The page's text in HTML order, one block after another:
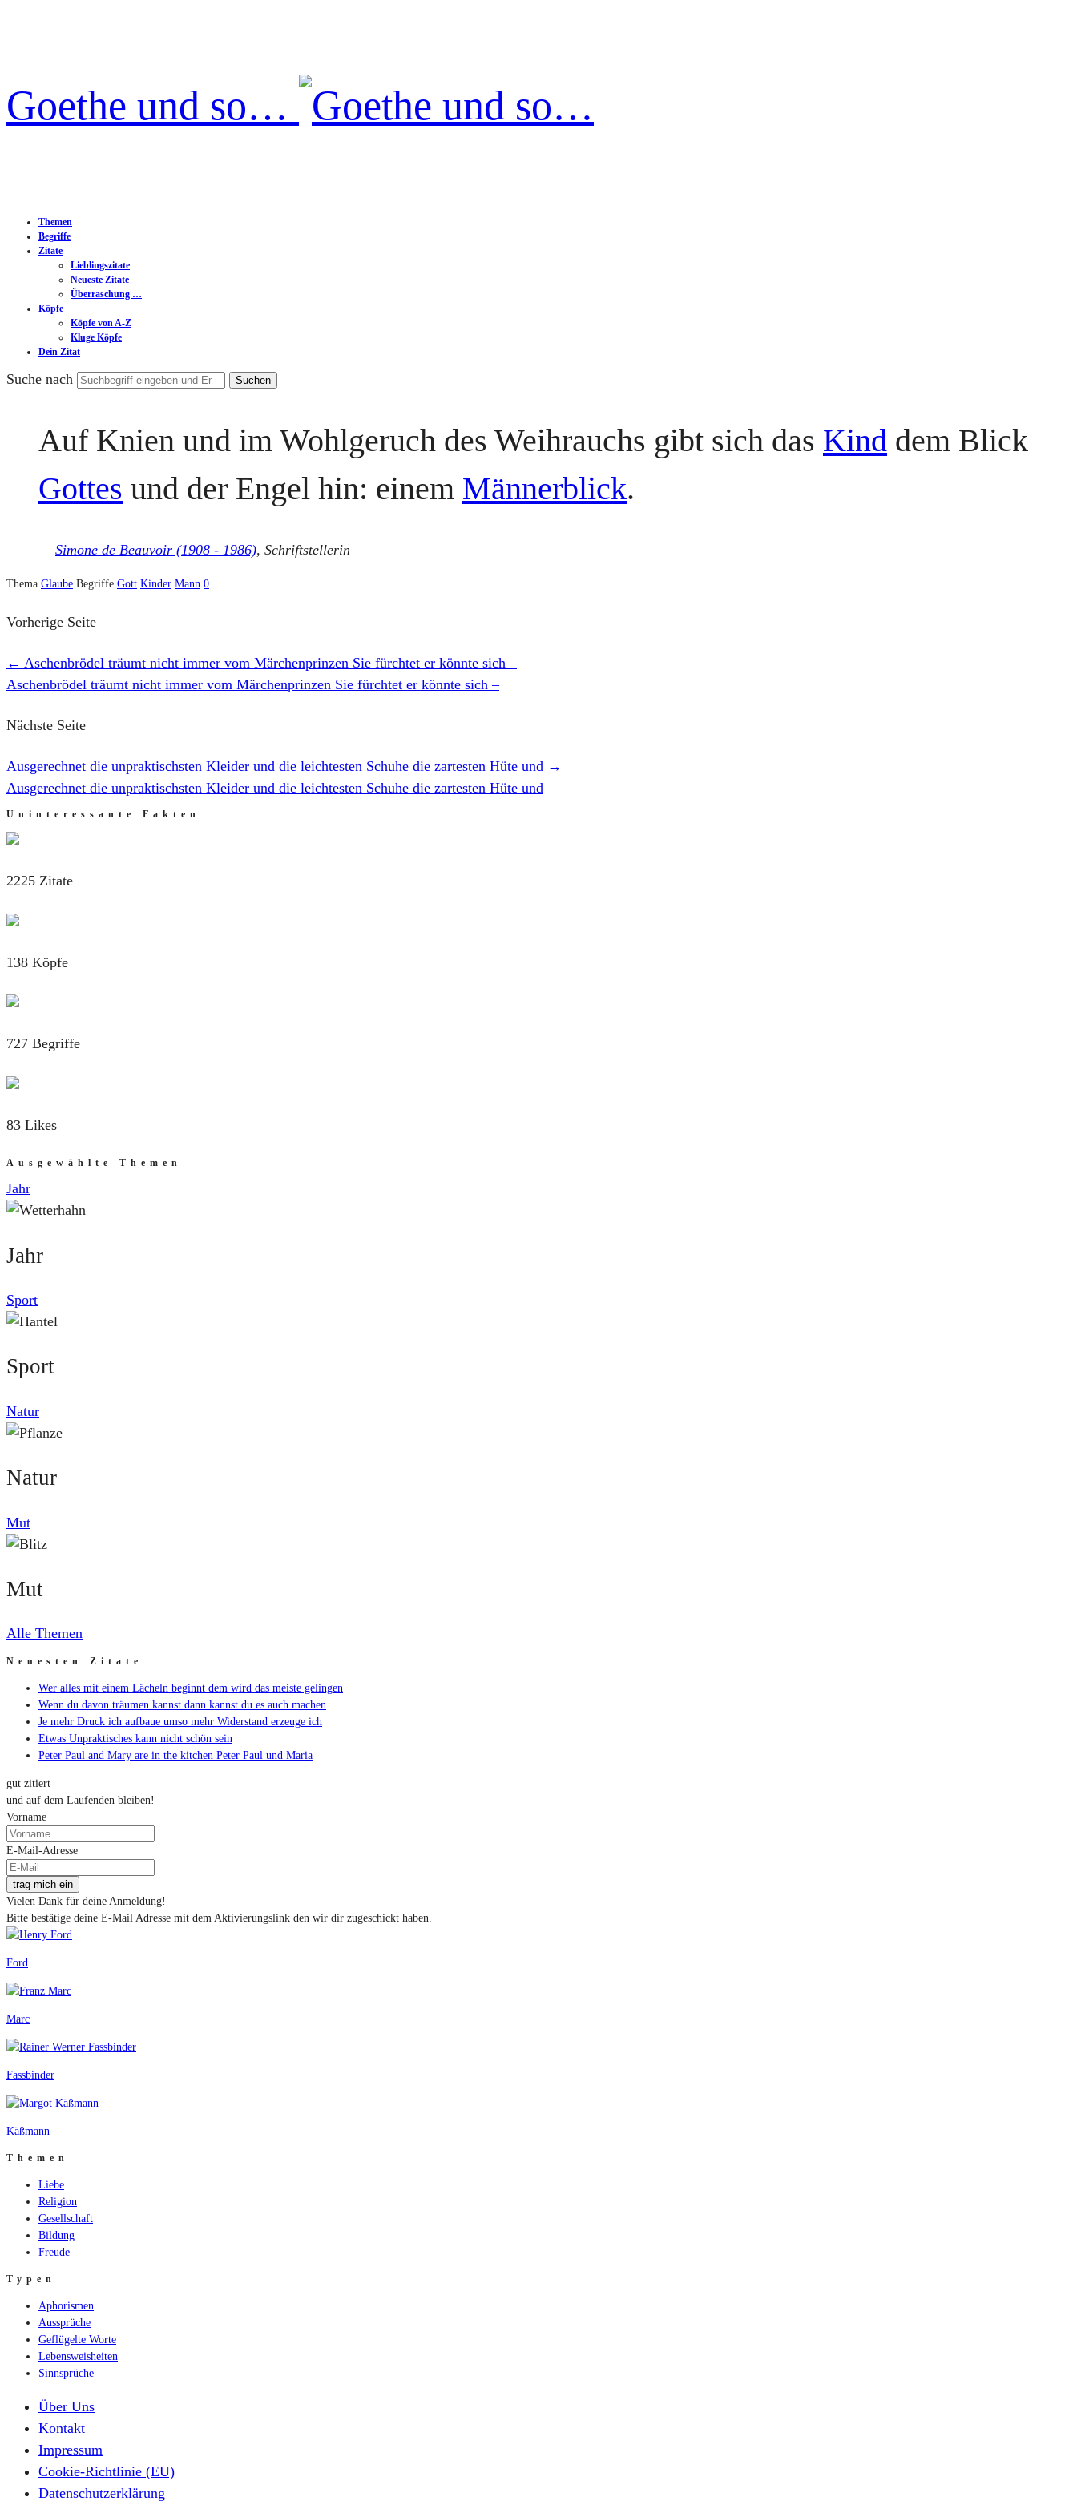
Goethe und so…
Themen
Begriffe
Zitate
Lieblingszitate
Neueste Zitate
Überraschung …
Köpfe
Köpfe von A-Z
Kluge Köpfe
Dein Zitat
Suche nach
Auf Knien und im Wohlgeruch des Weihrauchs gibt sich das Kind dem Blick
Gottes und der Engel hin: einem Männerblick.
— Simone de Beauvoir (1908 - 1986), Schriftstellerin
Thema Glaube Begriffe Gott Kinder Mann 0
Vorherige Seite
← Aschenbrödel träumt nicht immer vom Märchenprinzen Sie fürchtet er könnte sich –
Aschenbrödel träumt nicht immer vom Märchenprinzen Sie fürchtet er könnte sich –
Nächste Seite
Ausgerechnet die unpraktischsten Kleider und die leichtesten Schuhe die zartesten Hüte und →
Ausgerechnet die unpraktischsten Kleider und die leichtesten Schuhe die zartesten Hüte und
Uninteressante Fakten
2225 Zitate
138 Köpfe
727 Begriffe
83 Likes
Ausgewählte Themen
Jahr
Jahr
Sport
Sport
Natur
Natur
Mut
Mut
Alle Themen
Neuesten Zitate
Wer alles mit einem Lächeln beginnt dem wird das meiste gelingen
Wenn du davon träumen kannst dann kannst du es auch machen
Je mehr Druck ich aufbaue umso mehr Widerstand erzeuge ich
Etwas Unpraktisches kann nicht schön sein
Peter Paul and Mary are in the kitchen Peter Paul und Maria
gut zitiert
und auf dem Laufenden bleiben!
Vorname
E-Mail-Adresse
trag mich ein
Vielen Dank für deine Anmeldung!
Bitte bestätige deine E-Mail Adresse mit dem Aktivierungslink den wir dir zugeschickt haben.
Ford
Marc
Fassbinder
Käßmann
Themen
Liebe
Religion
Gesellschaft
Bildung
Freude
Typen
Aphorismen
Aussprüche
Geflügelte Worte
Lebensweisheiten
Sinnsprüche
Über Uns
Kontakt
Impressum
Cookie-Richtlinie (EU)
Datenschutzerklärung